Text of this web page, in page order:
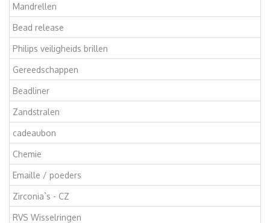
Mandrellen
Bead release
Philips veiligheids brillen
Gereedschappen
Beadliner
Zandstralen
cadeaubon
Chemie
Emaille / poeders
Zirconia`s - CZ
RVS Wisselringen